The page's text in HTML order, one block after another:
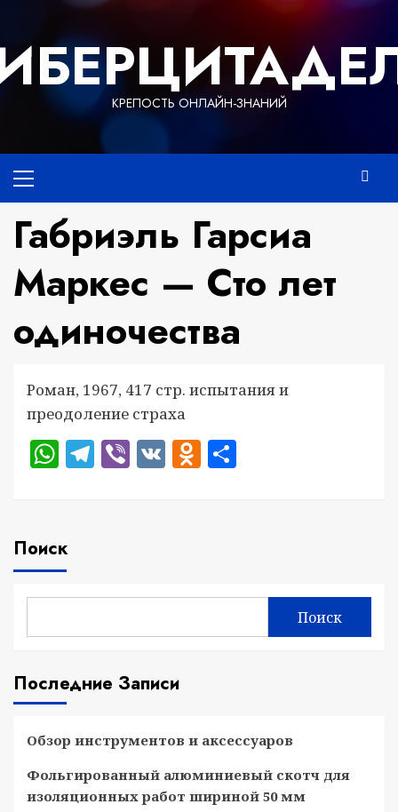
содержимому
КРЕПОСТЬ ОНЛАЙН-ЗНАНИЙ
меню
Габриэль Гарсиа
Маркес — Сто лет
одиночества
Роман, 1967, 417 стр. испытания и
преодоление страха
WhatsApp
Telegram
Viber
VKOdnoklassniki
Поиск
Поиск
Последние Записи
Обзор инструментов и аксессуаров
Фольгированный алюминиевый скотч для
изоляционных работ шириной 50 мм